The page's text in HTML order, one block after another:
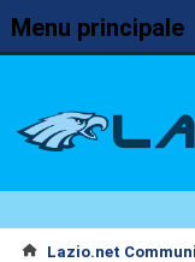
Menu principale
Lazio.net